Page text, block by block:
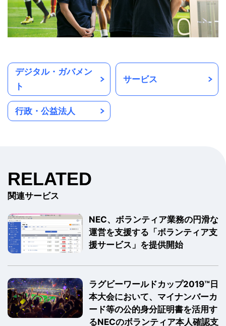
デジタル・ガバメン
ト
サービス
行政・公益法人
RELATED
関連サービス
NEC、ボランティア業務の円滑な
運営を支援する「ボランティア支
援サービス」を提供開始
ラグビーワールドカップ2019™日
本大会において、マイナンバーカ
ード等の公的身分証明書を活用す
るNECのボランティア本人確認支